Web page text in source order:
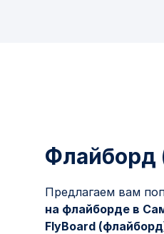
Флайборд
Предлагаем вам
на флайборде в
FlyBoard